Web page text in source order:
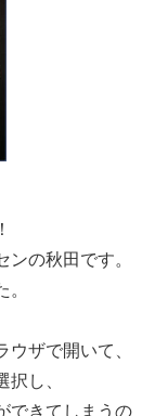
の秋田です。
ザで開いて、
し、
できてしまうの